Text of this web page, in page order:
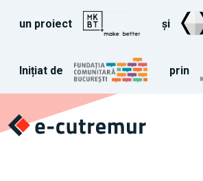
un proiect și
Inițiat de prin